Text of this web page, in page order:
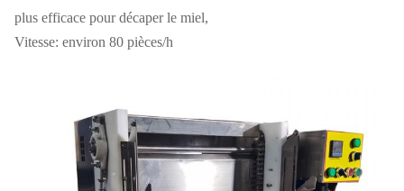
plus efficace pour décaper le miel,
Vitesse: environ 80 pièces/h